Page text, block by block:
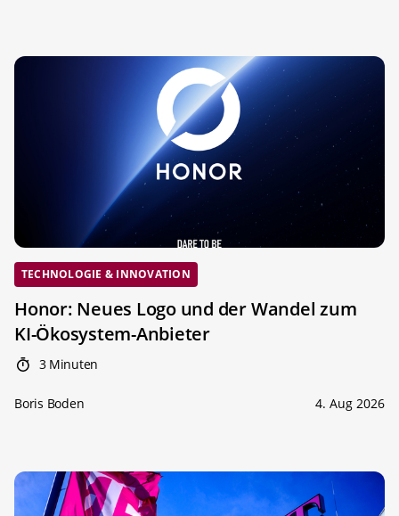
TECHNOLOGIE & INNOVATION
Honor: Neues Logo und der Wandel zum
KI-Ökosystem-Anbieter
3 Minuten
Boris Boden 4. Aug 2026